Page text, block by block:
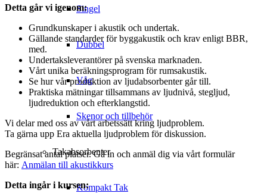
Singel
Dubbel
Våg
Skenor och tillbehör
Takabsorbenter
Kompakt Tak
Detta går vi igenom:
Grundkunskaper i akustik och undertak.
Gällande standarder för byggakustik och krav enligt BBR,
med.
Undertaksleverantörer på svenska marknaden.
Vårt unika beräkningsprogram för rumsakustik.
Se hur vår produktion av ljudabsorbenter går till.
Praktiska mätningar tillsammans av ljudnivå, stegljud,
ljudreduktion och efterklangstid.
Vi delar med oss av vårt arbetssätt kring ljudproblem.
Ta gärna upp Era aktuella ljudproblem för diskussion.
Begränsat antal platser. Gå in och anmäl dig via vårt formulär
här: Anmälan till akustikkurs
Detta ingår i kursen: